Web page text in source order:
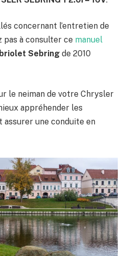
concernant l’entretien de
pas à consulter ce manuel
Sebring de 2010
le neiman de votre Chrysler
appréhender les
une conduite en